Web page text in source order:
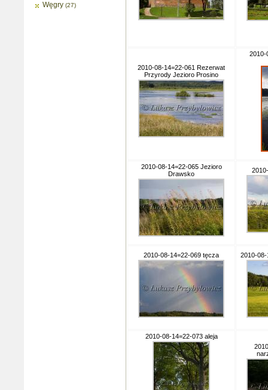
Węgry (27)
2010-08-14=22-061 Rezerwat
Przyrody Jezioro Prosino
2010-
2010-08-14=22-065 Jezioro
Drawsko
2010-08-14=22-069 tęcza 2010-08-
2010-08-14=22-073 aleja